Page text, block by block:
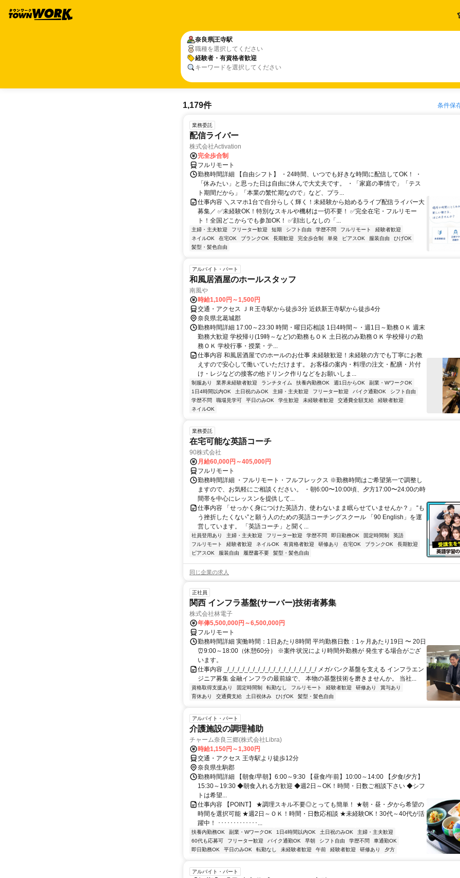
奈良県王寺駅
職種を選択してください
経験者・有資格者歓迎
キーワードを選択してください
1,179件 条件保
業務委託
配信ライバー
株式会社Activation
完全歩合制
フルリモート
勤務時間詳細 【自由シフト】 ・24時間、いつでも好きな時間に配信してOK！ ・
「休みたい」と思った日は自由に休んで大丈夫です。 ・「家庭の事情で」「テス
ト期間だから」「本業の繁忙期なので」など、プラ...
仕事内容 ＼スマホ1台で自分らしく輝く！未経験から始めるライブ配信ライバー大
募集／ ✅未経験OK！特別なスキルや機材は一切不要！ ✅完全在宅・フルリモー
ト！全国どこからでも参加OK！ ✅顔出しなしの「...
主婦・主夫歓迎 フリーター歓迎 短期 シフト自由 学歴不問 フルリモート
経験者歓迎
ネイルOK
在宅OK ブランクOK 長期歓迎 完全歩合制 単発 ピアスOK 服装自由
ひげOK
髪型・髪色自由
アルバイト・パート
和風居酒屋のホールスタッフ
南風や
時給1,100円～1,500円
交通・アクセス ＪＲ王寺駅から徒歩3分 近鉄新王寺駅から徒歩4分
奈良県北葛城郡
勤務時間詳細 17:00～23:30 時間・曜日応相談 1日4時間～・週1日～勤務ＯＫ 週末
勤務大歓迎 学校帰り(19時～など)の勤務もＯＫ 土日祝のみ勤務ＯＫ 学校帰りの勤
務ＯＫ 学校行事・授業・テ...
仕事内容 和風居酒屋でのホールのお仕事 未経験歓迎！未経験の方でも丁寧にお教
えすので安心して働いていただけます。 お客様の案内・料理の注文・配膳・片付
け・レジなどの接客の他ドリンク作りなどをお願いしま...
制服あり 業界未経験者歓迎 ランチタイム 扶養内勤務OK 週1日からOK
副業・WワークOK
1日4時間以内OK
土日祝のみOK 主婦・主夫歓迎 フリーター歓迎 バイク通勤OK
シフト自由
学歴不問
職場見学可 平日のみOK 学生歓迎 未経験者歓迎 交通費全額支給
経験者歓迎
ネイルOK
業務委託
在宅可能な英語コーチ
90株式会社
月給60,000円～405,000円
フルリモート
勤務時間詳細 ・フルリモート・フルフレックス ※勤務時間はご希望第一で調整し
ますので、お気軽にご相談ください。 ・朝6:00〜10:00頃、夕方17:00〜24:00の時
間帯を中心にレッスンを提供して...
仕事内容 「せっかく身につけた英語力、使わないまま眠らせていませんか？」 “も
う挫折したくない”と願う人のための英語コーチングスクール 「90 English」を運
営しています。 「英語コーチ」と聞く...
社員登用あり 主婦・主夫歓迎 フリーター歓迎 学歴不問 即日勤務OK 固定時間制
英語
フルリモート
経験者歓迎 ネイルOK 有資格者歓迎 研修あり 在宅OK ブランクOK
長期歓迎
ピアスOK
服装自由 履歴書不要 髪型・髪色自由
同じ企業の求人
正社員
関西 インフラ基盤(サーバー)技術者募集
株式会社林電子
年俸5,500,000円～6,500,000円
フルリモート
勤務時間詳細 実働時間：1日あたり8時間 平均勤務日数：1ヶ月あたり19日 〜 20日
⏰9:00～18:00（休憩60分） ※案件状況により時間外勤務が 発生する場合がござ
います。
仕事内容 _/_/_/_/_/_/_/_/_/_/_/_/_/_/_/_/_/_/ メガバンク基盤を支える インフラエン
ジニア募集 金融インフラの最前線で、 本物の基盤技術を磨きませんか。 当社...
資格取得支援あり 固定時間制 転勤なし フルリモート 経験者歓迎 研修あり
賞与あり
育休あり
交通費支給 土日祝休み ひげOK 髪型・髪色自由
アルバイト・パート
介護施設の調理補助
チャーム奈良三郷(株式会社Libra)
時給1,150円～1,300円
交通・アクセス 王寺駅より徒歩12分
奈良県生駒郡
勤務時間詳細 【朝食/早朝】6:00～9:30 【昼食/午前】10:00～14:00 【夕食/夕方】
15:30～19:30 ◆朝食入れる方歓迎 ◆週2日～OK！時間・日数ご相談下さい ◆シフ
トは希望...
仕事内容 【POINT】 ★調理スキル不要◎とっても簡単！ ★朝・昼・夕から希望の
時間を選択可能 ★週2日～ＯＫ！時間・日数応相談 ★未経験OK！30代～40代が活
躍中！ ･････････････...
扶養内勤務OK 副業・WワークOK 1日4時間以内OK 土日祝のみOK
主婦・主夫歓迎
60代も応募可
フリーター歓迎 バイク通勤OK 早朝 シフト自由 学歴不問
車通勤OK
即日勤務OK
平日のみOK 転勤なし 未経験者歓迎 午前 経験者歓迎 研修あり 夕方
アルバイト・パート